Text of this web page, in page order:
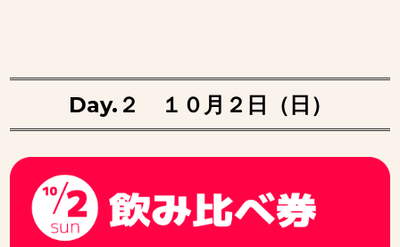
Day.２ １０月２日（日）